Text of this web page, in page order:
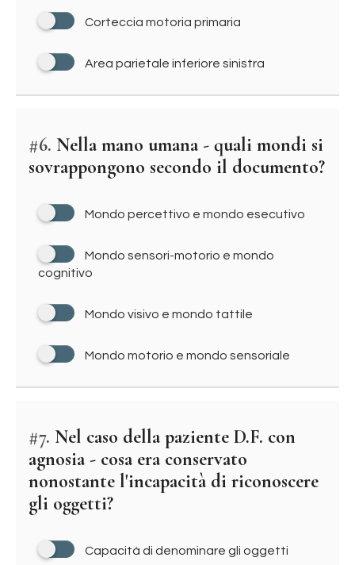
Corteccia motoria primaria
Area parietale inferiore sinistra
#6. Nella mano umana - quali mondi si
sovrappongono secondo il documento?
Mondo percettivo e mondo esecutivo
Mondo sensori-motorio e mondo
cognitivo
Mondo visivo e mondo tattile
Mondo motorio e mondo sensoriale
#7. Nel caso della paziente D.F. con
agnosia - cosa era conservato
nonostante l'incapacità di riconoscere
gli oggetti?
Capacità di denominare gli oggetti